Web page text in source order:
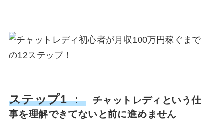
ステップ1 ：
チャットレディという仕
事を理解できてないと前に進めません